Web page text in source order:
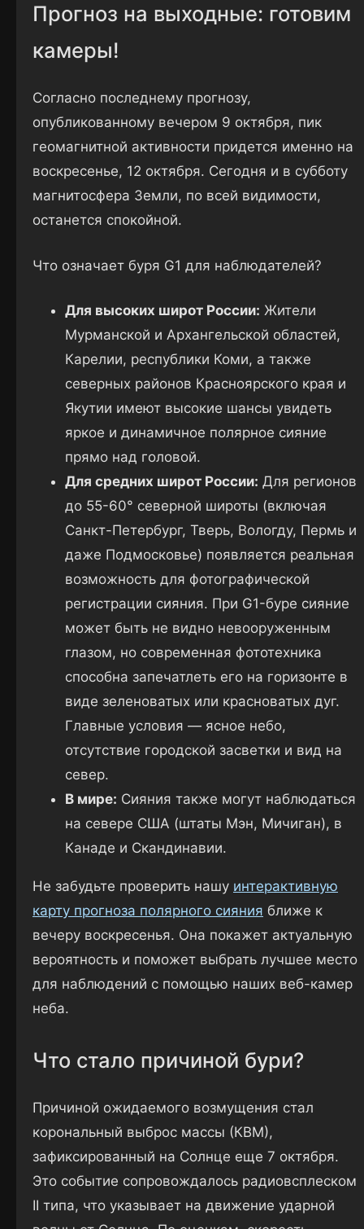
Прогноз на выходные: готовим
камеры!
Согласно последнему прогнозу,
опубликованному вечером 9 октября, пик
геомагнитной активности придется именно на
воскресенье, 12 октября. Сегодня и в субботу
магнитосфера Земли, по всей видимости,
останется спокойной.
Что означает буря G1 для наблюдателей?
Для высоких широт России: Жители
Мурманской и Архангельской областей,
Карелии, республики Коми, а также
северных районов Красноярского края и
Якутии имеют высокие шансы увидеть
яркое и динамичное полярное сияние
прямо над головой.
Для средних широт России: Для регионов
до 55-60° северной широты (включая
Санкт-Петербург, Тверь, Вологду, Пермь и
даже Подмосковье) появляется реальная
возможность для фотографической
регистрации сияния. При G1-буре сияние
может быть не видно невооруженным
глазом, но современная фототехника
способна запечатлеть его на горизонте в
виде зеленоватых или красноватых дуг.
Главные условия — ясное небо,
отсутствие городской засветки и вид на
север.
В мире: Сияния также могут наблюдаться
на севере США (штаты Мэн, Мичиган), в
Канаде и Скандинавии.
Не забудьте проверить нашу интерактивную
карту прогноза полярного сияния ближе к
вечеру воскресенья. Она покажет актуальную
вероятность и поможет выбрать лучшее место
для наблюдений с помощью наших веб-камер
неба.
Что стало причиной бури?
Причиной ожидаемого возмущения стал
корональный выброс массы (КВМ),
зафиксированный на Солнце еще 7 октября.
Это событие сопровождалось радиовсплеском
II типа, что указывает на движение ударной